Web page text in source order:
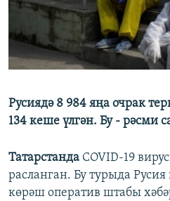
ДИНИ ТОРМЫШ
ПӘРӘВЕЗ
ФӘН-ФӘСМӘТӘН
ӘЙДӘ ONLINE
IDEL.РЕАЛИИ
БАШКА ТЕЛЛӘРДӘ
Русиядә 8 984 яңа очрак
134 кеше үлгән. Бу - рәсми
Татарстанда COVID-19
расланган. Бу турыда
көрәш оператив штабы